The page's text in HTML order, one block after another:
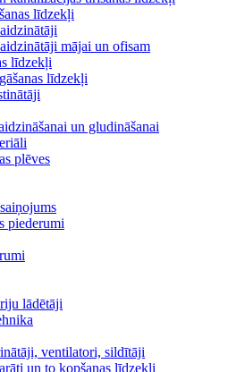
līdzekļi
mājai un ofisam
līdzekļi
līdzekļi
un gludināšanai
plēves
piederumi
lādētāji
ventilatori, sildītāji
un to kopšanas līdzekļi